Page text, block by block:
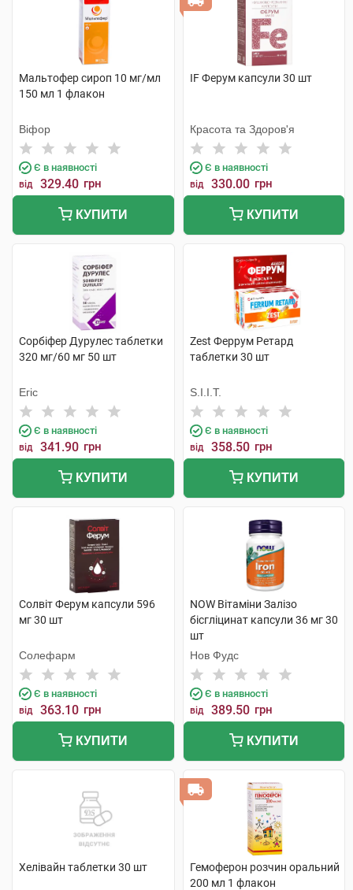
Мальтофер сироп 10 мг/мл
150 мл 1 флакон
Віфор
Є в наявності
від 329.40 грн
КУПИТИ
IF Ферум капсули 30 шт
Красота та Здоров'я
Є в наявності
від 330.00 грн
КУПИТИ
Сорбіфер Дурулес таблетки
320 мг/60 мг 50 шт
Егіс
Є в наявності
від 341.90 грн
КУПИТИ
Zest Феррум Ретард
таблетки 30 шт
S.I.I.T.
Є в наявності
від 358.50 грн
КУПИТИ
Солвіт Ферум капсули 596
мг 30 шт
Солефарм
Є в наявності
від 363.10 грн
КУПИТИ
NOW Вітаміни Залізо
бісгліцинат капсули 36 мг 30
шт
Нов Фудс
Є в наявності
від 389.50 грн
КУПИТИ
Хелівайн таблетки 30 шт
Гемоферон розчин оральний
200 мл 1 флакон